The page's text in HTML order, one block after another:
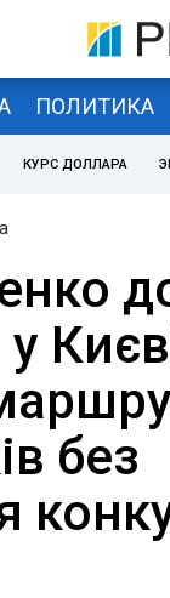
ПОЛИТИКА
КУРС ДОЛЛАРА
без